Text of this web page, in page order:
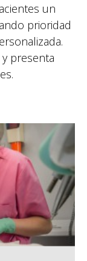
un
prioridad
presenta